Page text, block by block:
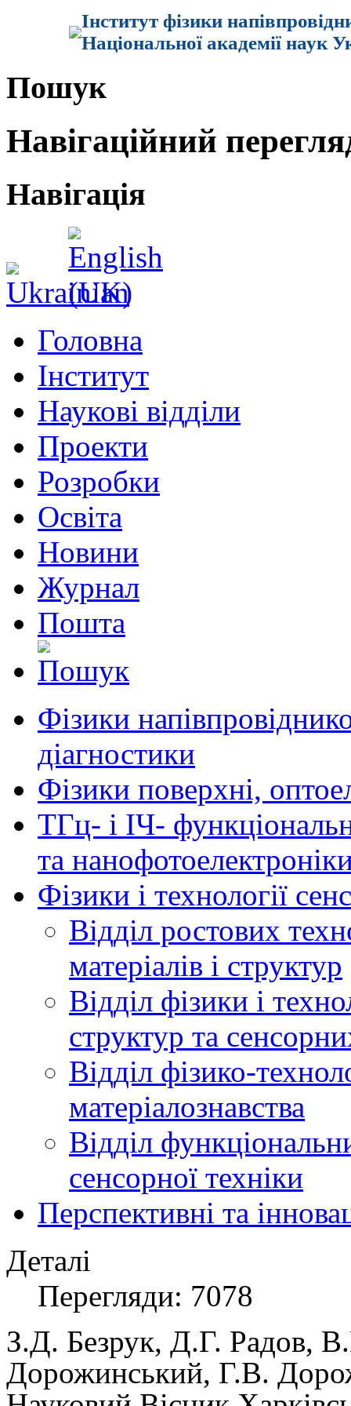
Інститут фізики
Національної академії наук
Пошук
Навігаційний
Навігація
Головна
Інститут
Наукові відділи
Проекти
Розробки
Освіта
Новини
Журнал
Пошта
Фізики
діагностики
Фізики поверхні,
ТГц- і ІЧ-
та
Фізики і технології
Відділ ростових
матеріалів і структур
Відділ фізики і
структур та
Відділ фізико-
матеріалознавства
Відділ
сенсорної техніки
Перспективні та
Деталі
Перегляди: 7078
З.Д. Безрук, Д.Г. Радов,
Дорожинський, Г.В.